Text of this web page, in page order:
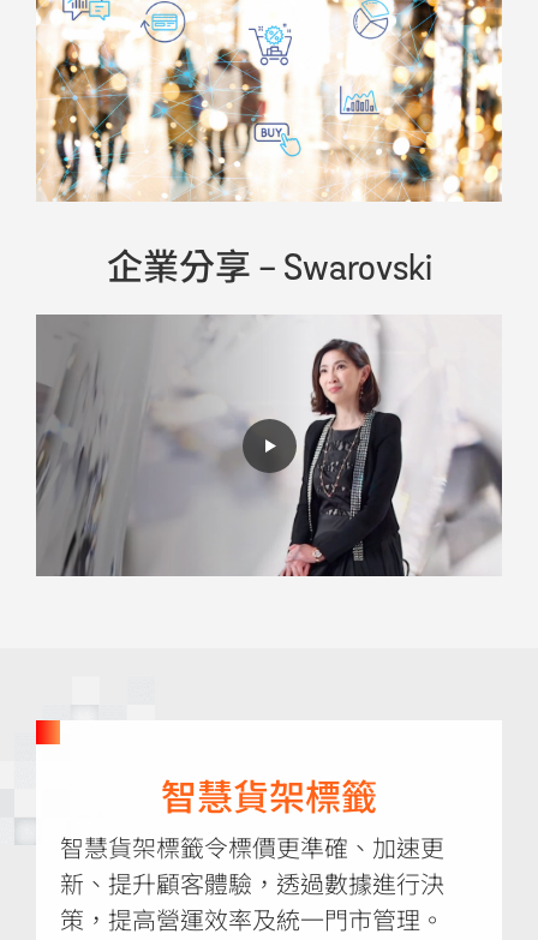
企業分享 - Swarovski
智慧貨架標籤
智慧貨架標籤令標價更準確、加速更
新、提升顧客體驗，透過數據進行決
策，提高營運效率及統一門市管理。